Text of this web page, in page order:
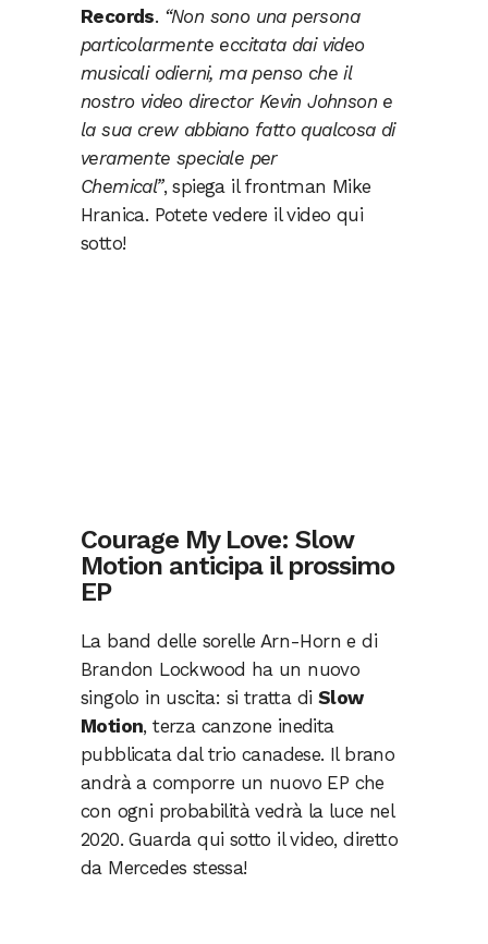
Records. “Non sono una persona
particolarmente eccitata dai video
musicali odierni, ma penso che il
nostro video director Kevin Johnson e
la sua crew abbiano fatto qualcosa di
veramente speciale per
Chemical”, spiega il frontman Mike
Hranica. Potete vedere il video qui
sotto!
Courage My Love: Slow
Motion anticipa il prossimo
EP
La band delle sorelle Arn-Horn e di
Brandon Lockwood ha un nuovo
singolo in uscita: si tratta di Slow
Motion, terza canzone inedita
pubblicata dal trio canadese. Il brano
andrà a comporre un nuovo EP che
con ogni probabilità vedrà la luce nel
2020. Guarda qui sotto il video, diretto
da Mercedes stessa!